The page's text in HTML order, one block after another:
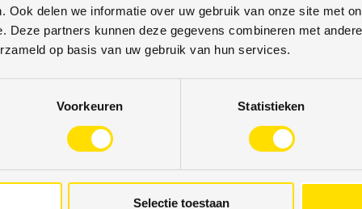
Ook delen we informatie over uw gebruik van onze site met
Deze partners kunnen deze gegevens combineren met
op basis van uw gebruik van hun services.
Voorkeuren Statistieken
Selectie toestaan
helpt een ondervloer om oneffenheden en kleine
dient de ondervloer als een vochtbarrière, wat
plak PVC is geluidsreductie. Plak PVC-vloeren kunnen
ondervloer te gebruiken, kun je het geluid
HET KIEZEN VAN EEN